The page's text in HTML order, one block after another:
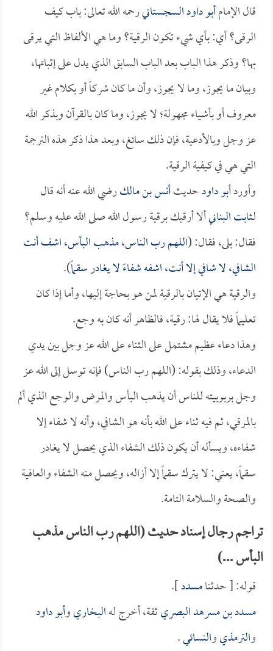
قال الإمامأبو داود السجستانيرحمه الله تعالى: باب كيف
الرقى؟ أي: بأي شيء تكون الرقية؟ وما هي الألفاظ التي يرقى
بها؟ وذكر هذا الباب بعد الباب السابق الذي يدل على إثباتها،
وبيان ما يجوز، وما لا يجوز، وأن ما كان شركاً أو بكلام غير
معروف أو بأشياء مجهولة؛ لا يجوز، وما كان بالقرآن وبذكر الله
عز وجل وبالأدعية، فإن ذلك سائغ، وبعد هذا ذكر هذه الترجمة
التي هي في كيفية الرقية.
وأوردأبو داودحديثأنس بن مالكرضي الله عنه أنه قال
لـثابت البنانيألا أرقيك برقية رسول الله صلى الله عليه وسلم؟
فقال: بلى، فقال: (اللهم رب الناس، مذهب البأس، اشف أنت
الشافي، لا شافي إلا أنت، اشفه شفاءً لا يغادر سقماً).
والرقية هي الإتيان بالرقية لمن هو بحاجة إليها، وأما إذا كان
تعليماً فلا يقال لها: رقية، فالظاهر أنه كان به وجع.
وهذا دعاء عظيم مشتمل على الثناء على الله عز وجل بين يدي
الدعاء، وذلك بقوله: (اللهم رب الناس) فإنه توسل إلى الله عز
وجل بربوبيته للناس أن يذهب البأس والمرض والوجع الذي ألم
بالمرقي، ثم فيه ثناء على الله بأنه هو الشافي، وأنه لا شفاء إلا
شفاءه، ويسأله أن يكون ذلك الشفاء الذي يحصل لا يغادر
سقماً، يعني: لا يترك سقماً إلا أزاله، ويحصل منه الشفاء والعافية
والصحة والسلامة التامة.
تراجم رجال إسناد حديث (اللهم رب الناس مذهب
البأس ...)
قوله: [ حدثنامسدد].
مسدد بن مسرهد البصريثقة، أخرج لهالبخاريوأبو داود
والترمذيوالنسائي.